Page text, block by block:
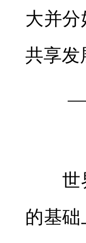
大并
共享发
世界
的基